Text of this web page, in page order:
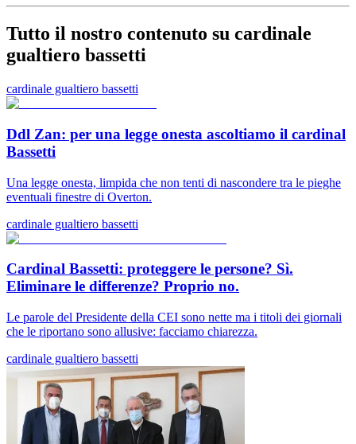
Tutto il nostro contenuto su cardinale
gualtiero bassetti
cardinale gualtiero bassetti
Ddl Zan: per una legge onesta ascoltiamo il cardinal
Bassetti
Una legge onesta, limpida che non tenti di nascondere tra le pieghe
eventuali finestre di Overton.
cardinale gualtiero bassetti
Cardinal Bassetti: proteggere le persone? Sì.
Eliminare le differenze? Proprio no.
Le parole del Presidente della CEI sono nette ma i titoli dei giornali
che le riportano sono allusive: facciamo chiarezza.
cardinale gualtiero bassetti